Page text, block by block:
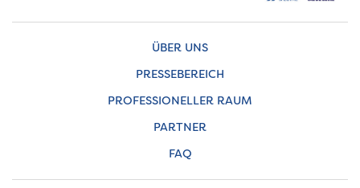
ÜBER UNS
PRESSEBEREICH
PROFESSIONELLER RAUM
PARTNER
FAQ